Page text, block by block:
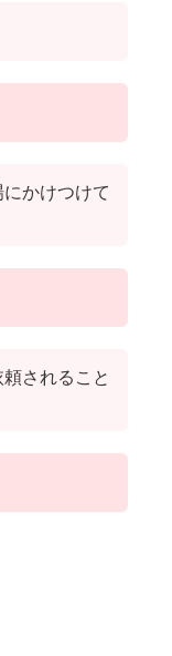
かけつけて
されること